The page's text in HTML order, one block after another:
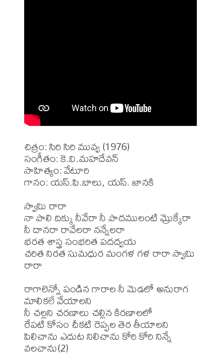
చిత్రం: సిరి సిరి మువ్వ (1976)
సంగీతం: కె.వి.మహదేవన్
సాహిత్యం: వేటూరి
గానం: యస్.పి.బాలు, యస్. జానకి
స్వామి రారా
నా పాలి దిక్కు నీవేరా నీ పాదములంటి మ్రొక్కేరా
నీ దానరా రావేలరా నన్నేలరా
భరత శాస్త్ర సంభరిత పదద్వయ
చరిత నిరత సుమధుర మంగళ గళ రారా స్వామి
రారా
రాగాలెన్నో పండిన గారాల నీ మెడలో అనురాగ
మాలికలే వేయాలని
నీ చల్లని చరణాలు చల్లిన కిరణాలలో
రేపటి కోసం చీకటి రెప్పల తెర తీయాలని
పిలిచాను ఎదుట నిలిచాను కోరి కోరి నిన్నే
వలచాను(2)